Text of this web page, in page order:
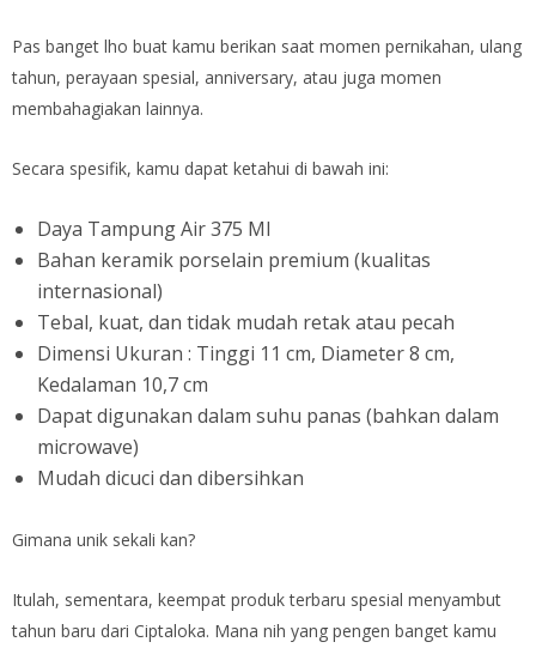
Pas banget lho buat kamu berikan saat momen pernikahan, ulang
tahun, perayaan spesial, anniversary, atau juga momen
membahagiakan lainnya.
Secara spesifik, kamu dapat ketahui di bawah ini:
Daya Tampung Air 375 Ml
Bahan keramik porselain premium (kualitas
internasional)
Tebal, kuat, dan tidak mudah retak atau pecah
Dimensi Ukuran : Tinggi 11 cm, Diameter 8 cm,
Kedalaman 10,7 cm
Dapat digunakan dalam suhu panas (bahkan dalam
microwave)
Mudah dicuci dan dibersihkan
Gimana unik sekali kan?
Itulah, sementara, keempat produk terbaru spesial menyambut
tahun baru dari Ciptaloka. Mana nih yang pengen banget kamu